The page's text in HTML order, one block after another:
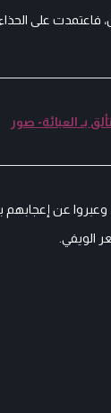
على
بـ العبائة- صور
عن إعجابهم
الويفي.